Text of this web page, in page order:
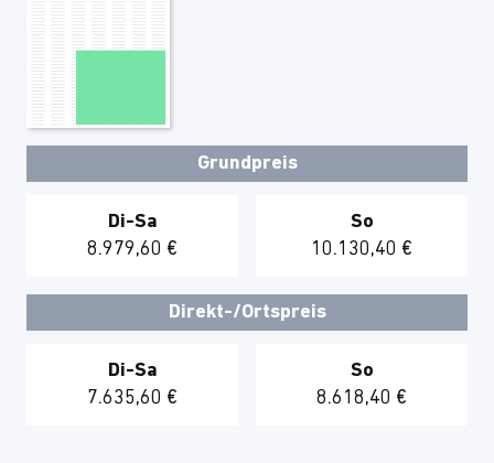
Grundpreis
Di-Sa
8.979,60 €
So
10.130,40 €
Direkt-/Ortspreis
Di-Sa
7.635,60 €
So
8.618,40 €